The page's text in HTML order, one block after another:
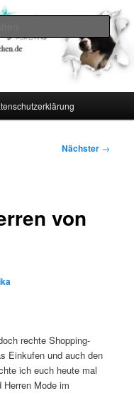
Nächster →
von
rechte Shopping-
Einkufen und auch den
ich euch heute mal
Mode im